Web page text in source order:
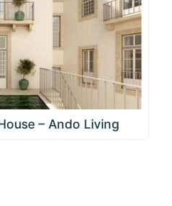
– Ando Living